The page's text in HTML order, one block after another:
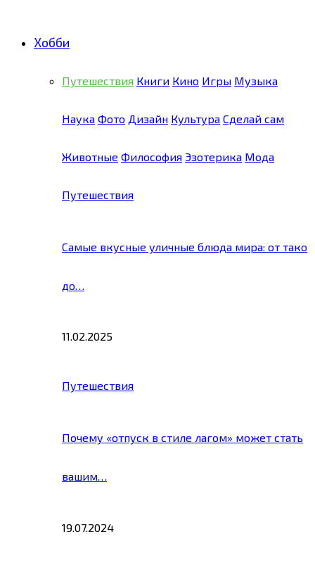
Хобби
Путешествия Книги Кино Игры Музыка
Наука Фото Дизайн Культура Сделай сам
Животные Философия Эзотерика Мода
Путешествия
Самые вкусные уличные блюда мира: от тако
до…
11.02.2025
Путешествия
Почему «отпуск в стиле лагом» может стать
вашим…
19.07.2024